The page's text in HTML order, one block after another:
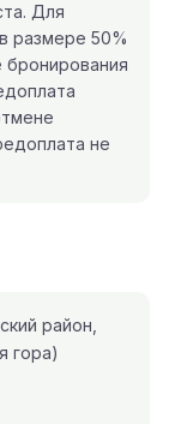
Для
размере 50%
не
район,
гора)